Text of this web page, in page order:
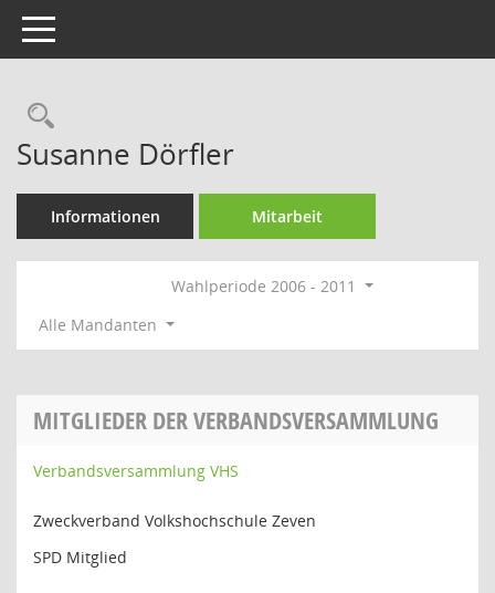
Toggle navigation
Rechercheauswahl
Susanne Dörfler
Informationen Mitarbeit
Wahlperiode 2006 - 2011
Alle Mandanten
MITGLIEDER DER VERBANDSVERSAMMLUNG
Verbandsversammlung VHS
Zweckverband Volkshochschule Zeven
SPD Mitglied